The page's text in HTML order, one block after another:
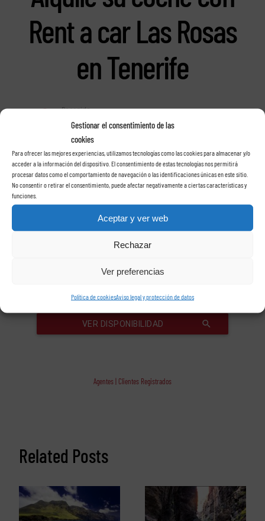
Gestionar el consentimiento de las
cookies
Para ofrecer las mejores experiencias, utilizamos tecnologías como las cookies para almacenar y/o
acceder a la información del dispositivo. El consentimiento de estas tecnologías nos permitirá
procesar datos como el comportamiento de navegación o las identificaciones únicas en este sitio.
No consentir o retirar el consentimiento, puede afectar negativamente a ciertas características y
funciones.
Aceptar y ver web
Rechazar
Ver preferencias
Política de cookiesAviso legal y protección de datos
Rent a car Las Rosas
en Tenerife
Agentes | Clientes Registrados
Related Posts